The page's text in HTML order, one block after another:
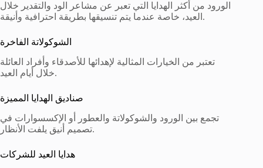
الورود من أكثر الهدايا التي تعبر عن مشاعر الود والتقدير خلال
العيد، خاصة عندما يتم تنسيقها بطريقة احترافية وأنيقة.
الشوكولاتة الفاخرة
تعتبر من الخيارات المثالية لإهدائها للأصدقاء وأفراد العائلة
خلال أيام العيد.
صناديق الهدايا المميزة
تجمع بين الورود والشوكولاتة والعطور أو الإكسسوارات في
تصميم أنيق يلفت الأنظار.
هدايا العيد للشركات